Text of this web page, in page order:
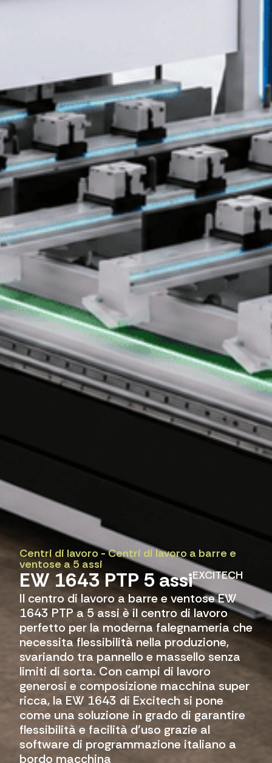
Centri di lavoro-Centri di lavoro a barre e
ventose a 5 assi
EW 1643 PTP 5 assiEXCITECH
Il centro di lavoro a barre e ventose EW
1643 PTP a 5 assi è il centro di lavoro
perfetto per la moderna falegnameria che
necessita flessibilità nella produzione,
svariando tra pannello e massello senza
limiti di sorta. Con campi di lavoro
generosi e composizione macchina super
ricca, la EW 1643 di Excitech si pone
come una soluzione in grado di garantire
flessibilità e facilità d'uso grazie al
software di programmazione italiano a
bordo macchina